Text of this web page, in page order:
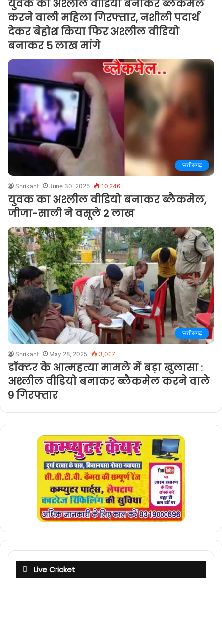
युवक का अश्लील वीडियो बनाकर ब्लैकमेल
करने वाली महिला गिरफ्तार, नशीली पदार्थ
देकर बेहोश किया फिर अश्लील वीडियो
बनाकर 5 लाख मांगे
छत्तीसगढ़
Shrikant June 30, 2025 10,246
युवक का अश्लील वीडियो बनाकर ब्लैकमेल,
जीजा-साली ने वसूले 2 लाख
छत्तीसगढ़
Shrikant May 28, 2025 3,007
डॉक्टर के आत्महत्या मामले में बड़ा खुलासा :
अश्लील वीडियो बनाकर ब्लैकमेल करने वाले
9 गिरफ्तार
Live Cricket